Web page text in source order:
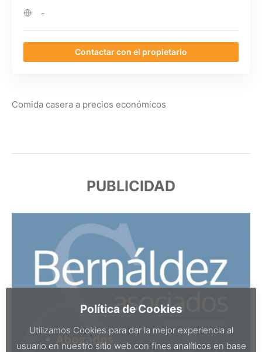
-
Contactar con el propietario
Comida casera a precios económicos
PUBLICIDAD
Política de Cookies
Utilizamos Cookies para dar la mejor experiencia al
usuario en nuestro sitio web con fines analíticos en base